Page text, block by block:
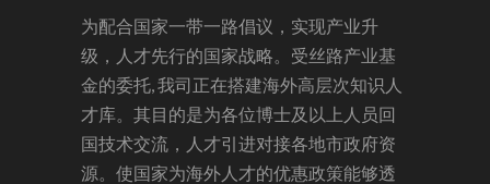
为配合国家一带一路倡议，实现产业升
级，人才先行的国家战略。受丝路产业基
金的委托, 我司正在搭建海外高层次知识人
才库。其目的是为各位博士及以上人员回
国技术交流，人才引进对接各地市政府资
源。使国家为海外人才的优惠政策能够透